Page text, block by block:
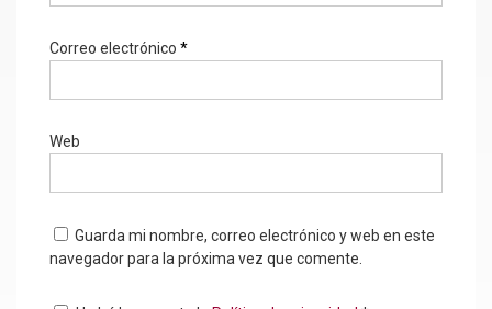
Correo electrónico *
Web
Guarda mi nombre, correo electrónico y web en este
navegador para la próxima vez que comente.